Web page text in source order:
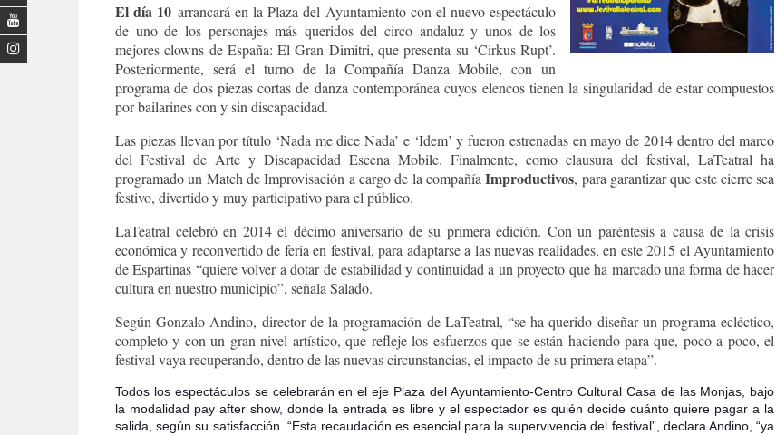
El día 10 arrancará en la Plaza del Ayuntamiento con el nuevo espectáculo
de uno de los personajes más queridos del circo andaluz y unos de los
mejores clowns de España: El Gran Dimitri, que presenta su ‘Cirkus Rupt’.
Posteriormente, será el turno de la Compañía Danza Mobile, con un
programa de dos piezas cortas de danza contemporánea cuyos elencos tienen la singularidad de estar compuestos
por bailarines con y sin discapacidad.
Las piezas llevan por título ‘Nada me dice Nada’ e ‘Idem’ y fueron estrenadas en mayo de 2014 dentro del marco
del Festival de Arte y Discapacidad Escena Mobile. Finalmente, como clausura del festival, LaTeatral ha
programado un Match de Improvisación a cargo de la compañíaImproductivos, para garantizar que este cierre sea
festivo, divertido y muy participativo para el público.
LaTeatral celebró en 2014 el décimo aniversario de su primera edición. Con un paréntesis a causa de la crisis
económica y reconvertido de feria en festival, para adaptarse a las nuevas realidades, en este 2015 el Ayuntamiento
de Espartinas “quiere volver a dotar de estabilidad y continuidad a un proyecto que ha marcado una forma de hacer
cultura en nuestro municipio”, señala Salado.
Según Gonzalo Andino, director de la programación de LaTeatral, “se ha querido diseñar un programa ecléctico,
completo y con un gran nivel artístico, que refleje los esfuerzos que se están haciendo para que, poco a poco, el
festival vaya recuperando, dentro de las nuevas circunstancias, el impacto de su primera etapa”.
Todos los espectáculos se celebrarán en el eje Plaza del Ayuntamiento-Centro Cultural Casa de las Monjas, bajo
la modalidad pay after show, donde la entrada es libre y el espectador es quién decide cuánto quiere pagar a la
salida, según su satisfacción. “Esta recaudación es esencial para la supervivencia del festival”, declara Andino, “ya